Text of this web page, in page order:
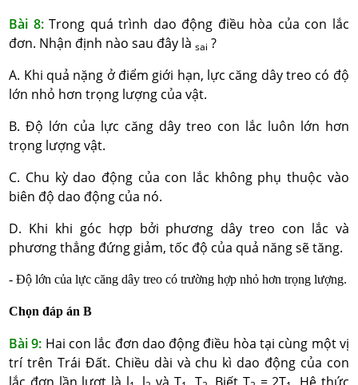
Bài 8: Trong quá trình dao động điều hòa của con lắc
đơn. Nhận định nào sau đây là sai ?
A. Khi quả nặng ở điểm giới hạn, lực căng dây treo có độ
lớn nhỏ hơn trọng lượng của vật.
B. Độ lớn của lực căng dây treo con lắc luôn lớn hơn
trọng lượng vật.
C. Chu kỳ dao động của con lắc không phụ thuộc vào
biên độ dao động của nó.
D. Khi khi góc hợp bởi phương dây treo con lắc và
phương thẳng đứng giảm, tốc độ của quả năng sẽ tăng.
- Độ lớn của lực căng dây treo có trường hợp nhỏ hơn trọng lượng.
Chọn đáp án B
Bài 9: Hai con lắc đơn dao động điều hòa tại cùng một vị
trí trên Trái Đất. Chiều dài và chu kì dao động của con